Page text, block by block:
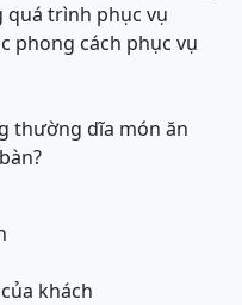
trình phục vụ
phong cách phục vụ
thường dĩa món ăn
khách